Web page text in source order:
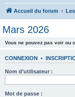
Accueil du forum
Mars 2026
Vous ne pouvez pas voir ou
CONNEXION •
Nom d’utilisateur :
Mot de passe :